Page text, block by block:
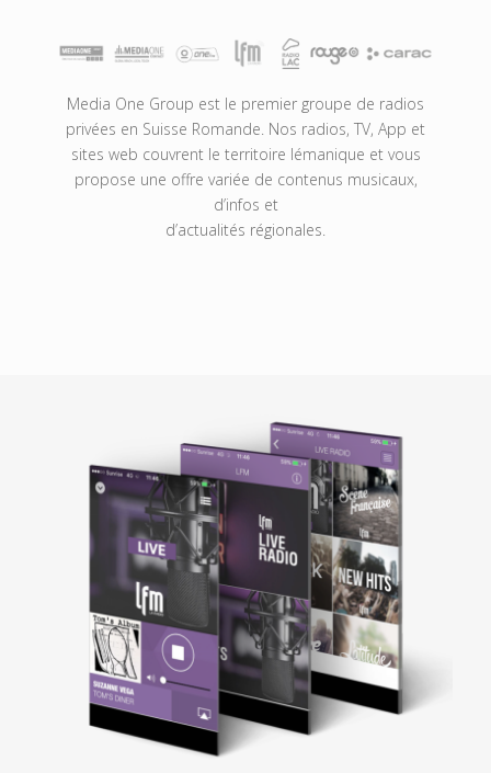
Media One Group est le premier groupe de radios
privées en Suisse Romande. Nos radios, TV, App et
sites web couvrent le territoire lémanique et vous
propose une offre variée de contenus musicaux,
d’infos et
d’actualités régionales.